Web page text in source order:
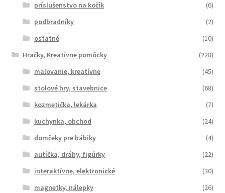
príslušenstvo na kočík
(6)
podbradníky
(2)
ostatné
(10)
Hračky, Kreatívne pomôcky
(228)
maľovanie, kreatívne
(45)
stolové hry, stavebnice
(68)
kozmetička, lekárka
(7)
kuchynka, obchod
(24)
domčeky pre bábiky
(4)
autíčka, dráhy, figúrky
(22)
interaktívne, elektronické
(30)
magnetky, nálepky
(26)